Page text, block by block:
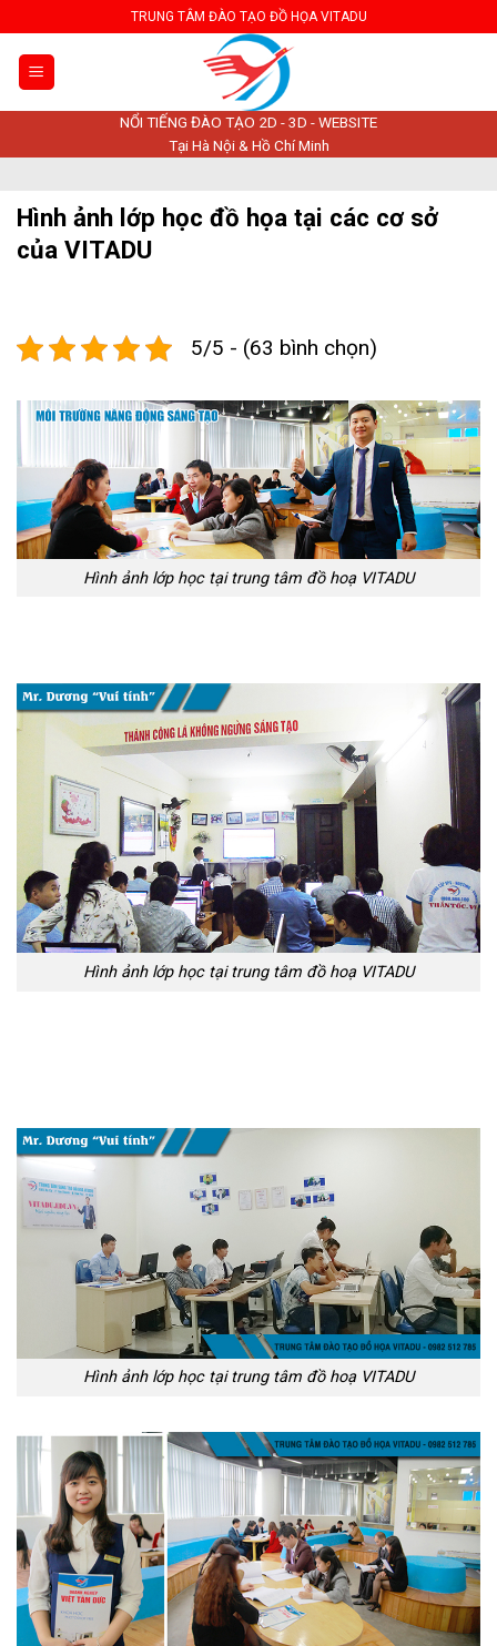
to
content
TRUNG TÂM ĐÀO TẠO ĐỒ HỌA VITADU
NỔI TIẾNG ĐÀO TẠO 2D - 3D - WEBSITE
Tại Hà Nội & Hồ Chí Minh
Hình ảnh lớp học đồ họa tại các cơ sở
của VITADU
5/5 - (63 bình chọn)
Hình ảnh lớp học tại trung tâm đồ hoạ VITADU
Hình ảnh lớp học tại trung tâm đồ hoạ VITADU
Hình ảnh lớp học tại trung tâm đồ hoạ VITADU